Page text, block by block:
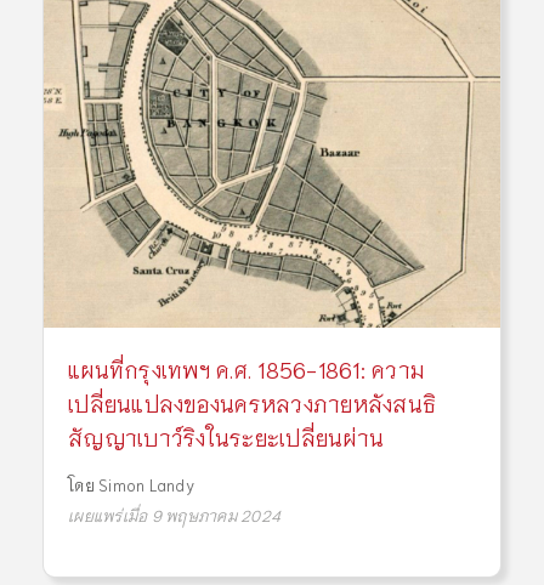
แผนที่กรุงเทพฯ ค.ศ. 1856-1861: ความ
เปลี่ยนแปลงของนครหลวงภายหลังสนธิ
สัญญาเบาว์ริงในระยะเปลี่ยนผ่าน
โดย Simon Landy
เผยแพร่เมื่อ 9 พฤษภาคม 2024